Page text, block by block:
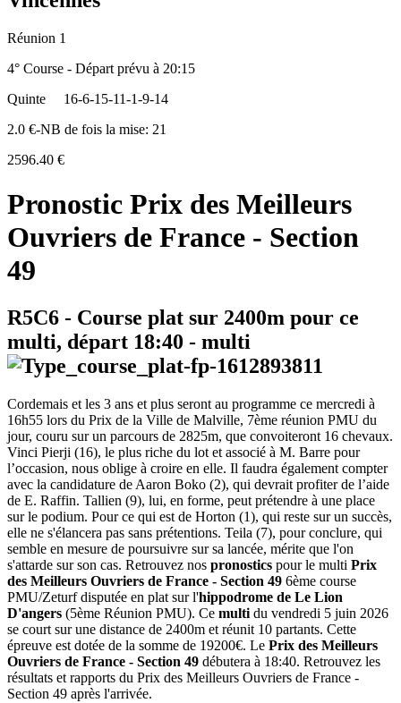
Réunion 1
4° Course - Départ prévu à 20:15
Quinte
16-6-15-11-1-9-14
2.0 €-NB de fois la mise: 21
2596.40 €
Pronostic Prix des Meilleurs
Ouvriers de France - Section
49
R5C6 - Course plat sur 2400m pour ce
multi, départ 18:40 - multi
Cordemais et les 3 ans et plus seront au programme ce mercredi à
16h55 lors du Prix de la Ville de Malville, 7ème réunion PMU du
jour, couru sur un parcours de 2825m, que convoiteront 16 chevaux.
Vinci Pierji (16), le plus riche du lot et associé à M. Barre pour
l’occasion, nous oblige à croire en elle. Il faudra également compter
avec la candidature de Aaron Boko (2), qui devrait profiter de l’aide
de E. Raffin. Tallien (9), lui, en forme, peut prétendre à une place
sur le podium. Pour ce qui est de Horton (1), qui reste sur un succès,
elle ne s'élancera pas sans prétentions. Teila (7), pour conclure, qui
semble en mesure de poursuivre sur sa lancée, mérite que l'on
s'attarde sur son cas. Retrouvez nos pronostics pour le multi Prix
des Meilleurs Ouvriers de France - Section 49 6ème course
PMU/Zeturf disputée en plat sur l'hippodrome de Le Lion
D'angers (5ème Réunion PMU). Ce multi du vendredi 5 juin 2026
se court sur une distance de 2400m et réunit 10 partants. Cette
épreuve est dotée de la somme de 19200€. Le Prix des Meilleurs
Ouvriers de France - Section 49 débutera à 18:40. Retrouvez les
résultats et rapports du Prix des Meilleurs Ouvriers de France -
Section 49 après l'arrivée.